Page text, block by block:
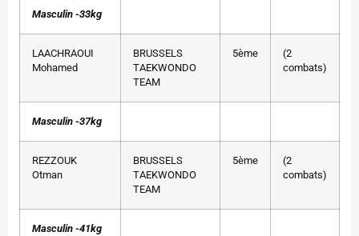
Masculin -33kg
LAACHRAOUI
Mohamed
BRUSSELS
TAEKWONDO
TEAM
5ème
(2
combats)
Masculin -37kg
REZZOUK
Otman
BRUSSELS
TAEKWONDO
TEAM
5ème
(2
combats)
Masculin -41kg